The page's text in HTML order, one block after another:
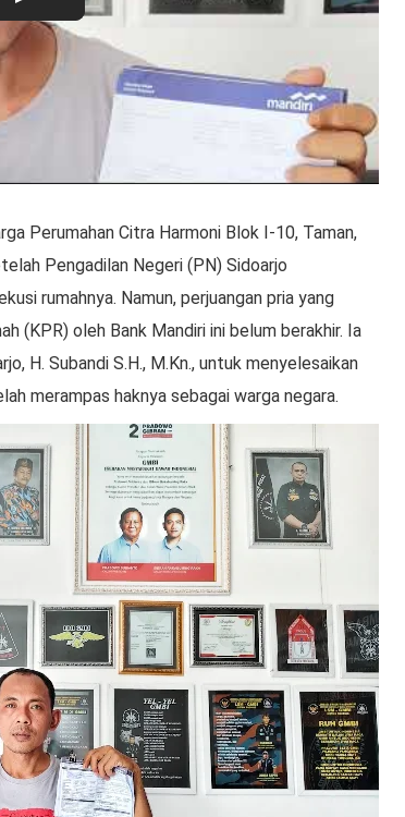
Perumahan Citra Harmoni Blok I-10, Taman,
Pengadilan Negeri (PN) Sidoarjo
rumahnya. Namun, perjuangan pria yang
(KPR) oleh Bank Mandiri ini belum berakhir. Ia
H. Subandi S.H., M.Kn., untuk menyelesaikan
merampas haknya sebagai warga negara.